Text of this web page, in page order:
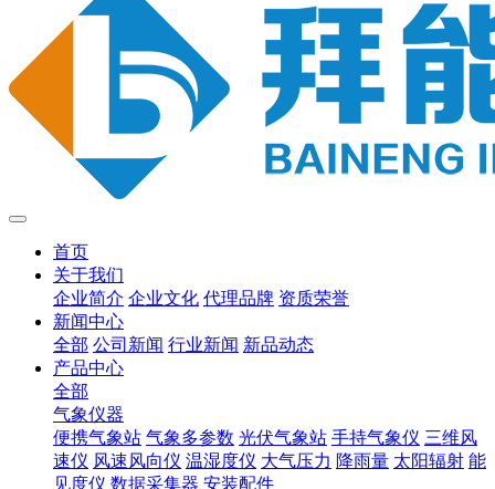
首页
关于我们
企业简介 企业文化 代理品牌 资质荣誉
新闻中心
全部 公司新闻 行业新闻 新品动态
产品中心
全部
气象仪器
便携气象站 气象多参数 光伏气象站 手持气象仪 三维风
速仪 风速风向仪 温湿度仪 大气压力 降雨量 太阳辐射 能
见度仪 数据采集器 安装配件